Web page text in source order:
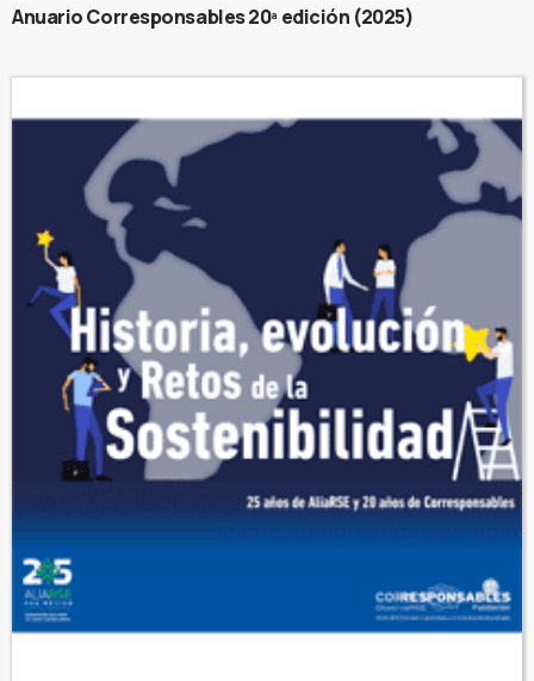
Anuario Corresponsables 20ª edición (2025)